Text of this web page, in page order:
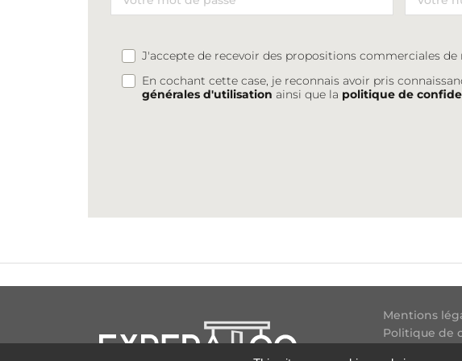
J'accepte de recevoir des propositions commerciales de
En cochant cette case, je reconnais avoir pris
générales d'utilisation ainsi que la politique de
Mentions
Politique de